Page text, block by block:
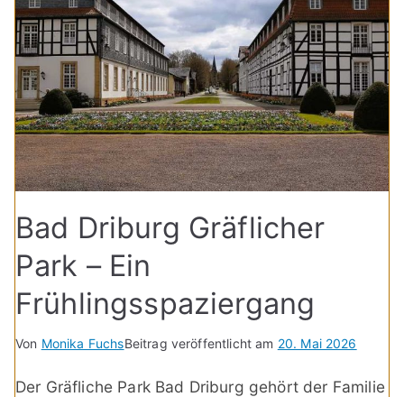
Bad Driburg Gräflicher
Park – Ein
Frühlingsspaziergang
Von Monika FuchsBeitrag veröffentlicht am 20. Mai 2026
Der Gräfliche Park Bad Driburg gehört der Familie